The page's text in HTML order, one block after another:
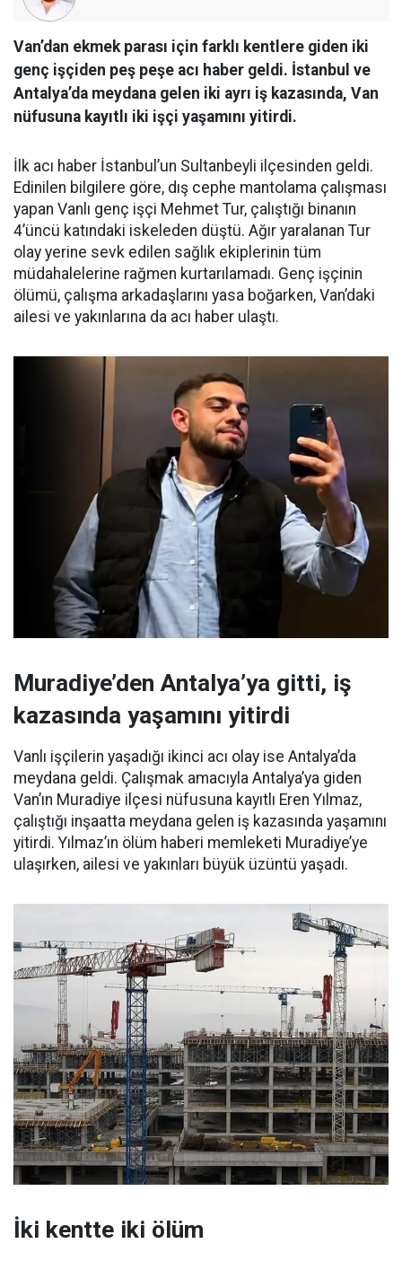
Van’dan ekmek parası için farklı kentlere giden iki
genç işçiden peş peşe acı haber geldi. İstanbul ve
Antalya’da meydana gelen iki ayrı iş kazasında, Van
nüfusuna kayıtlı iki işçi yaşamını yitirdi.
İlk acı haber İstanbul’un Sultanbeyli ilçesinden geldi.
Edinilen bilgilere göre, dış cephe mantolama çalışması
yapan Vanlı genç işçi Mehmet Tur, çalıştığı binanın
4’üncü katındaki iskeleden düştü. Ağır yaralanan Tur
olay yerine sevk edilen sağlık ekiplerinin tüm
müdahalelerine rağmen kurtarılamadı. Genç işçinin
ölümü, çalışma arkadaşlarını yasa boğarken, Van’daki
ailesi ve yakınlarına da acı haber ulaştı.
Muradiye’den Antalya’ya gitti, iş
kazasında yaşamını yitirdi
Vanlı işçilerin yaşadığı ikinci acı olay ise Antalya’da
meydana geldi. Çalışmak amacıyla Antalya’ya giden
Van’ın Muradiye ilçesi nüfusuna kayıtlı Eren Yılmaz,
çalıştığı inşaatta meydana gelen iş kazasında yaşamını
yitirdi. Yılmaz’ın ölüm haberi memleketi Muradiye’ye
ulaşırken, ailesi ve yakınları büyük üzüntü yaşadı.
İki kentte iki ölüm